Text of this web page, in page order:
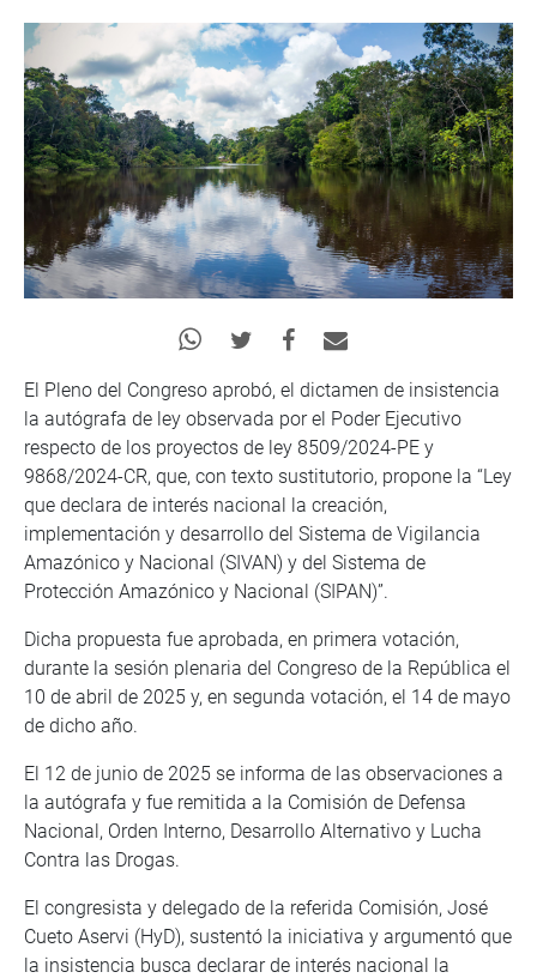
El Pleno del Congreso aprobó, el dictamen de insistencia
la autógrafa de ley observada por el Poder Ejecutivo
respecto de los proyectos de ley 8509/2024-PE y
9868/2024-CR, que, con texto sustitutorio, propone la “Ley
que declara de interés nacional la creación,
implementación y desarrollo del Sistema de Vigilancia
Amazónico y Nacional (SIVAN) y del Sistema de
Protección Amazónico y Nacional (SIPAN)”.
Dicha propuesta fue aprobada, en primera votación,
durante la sesión plenaria del Congreso de la República el
10 de abril de 2025 y, en segunda votación, el 14 de mayo
de dicho año.
El 12 de junio de 2025 se informa de las observaciones a
la autógrafa y fue remitida a la Comisión de Defensa
Nacional, Orden Interno, Desarrollo Alternativo y Lucha
Contra las Drogas.
El congresista y delegado de la referida Comisión, José
Cueto Aservi (HyD), sustentó la iniciativa y argumentó que
la insistencia busca declarar de interés nacional la